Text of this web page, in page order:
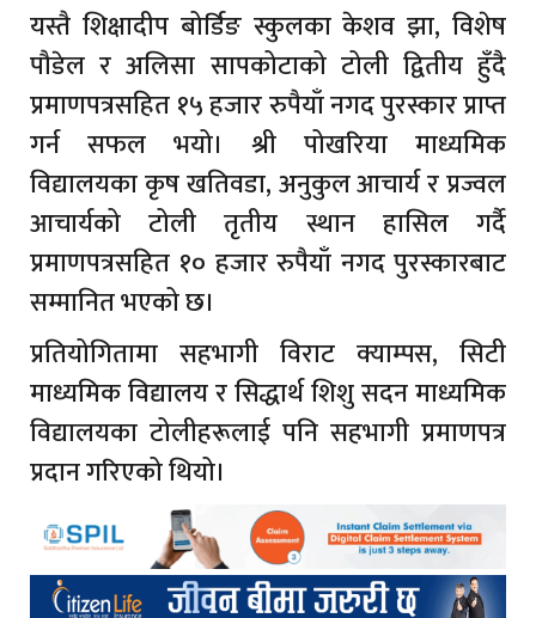
यस्तै शिक्षादीप बोर्डिङ स्कुलका केशव झा, विशेष
पौडेल र अलिसा सापकोटाको टोली द्वितीय हुँदै
प्रमाणपत्रसहित १५ हजार रुपैयाँ नगद पुरस्कार प्राप्त
गर्न सफल भयो। श्री पोखरिया माध्यमिक
विद्यालयका कृष खतिवडा, अनुकुल आचार्य र प्रज्वल
आचार्यको टोली तृतीय स्थान हासिल गर्दै
प्रमाणपत्रसहित १० हजार रुपैयाँ नगद पुरस्कारबाट
सम्मानित भएको छ।
प्रतियोगितामा सहभागी विराट क्याम्पस, सिटी
माध्यमिक विद्यालय र सिद्धार्थ शिशु सदन माध्यमिक
विद्यालयका टोलीहरूलाई पनि सहभागी प्रमाणपत्र
प्रदान गरिएको थियो।